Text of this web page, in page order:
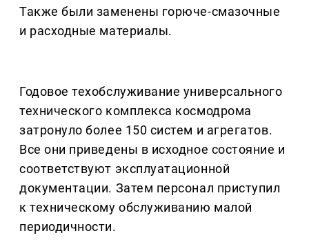
Также были заменены горюче-смазочные
и расходные материалы.
Годовое техобслуживание универсального
технического комплекса космодрома
затронуло более 150 систем и агрегатов.
Все они приведены в исходное состояние и
соответствуют эксплуатационной
документации. Затем персонал приступил
к техническому обслуживанию малой
периодичности.